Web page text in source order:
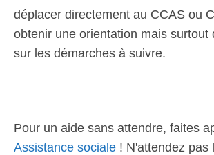
déplacer directement au CCAS ou
obtenir une orientation mais surtout
sur les démarches à suivre.
Pour un aide sans attendre, faites
Assistance sociale ! N'attendez pas